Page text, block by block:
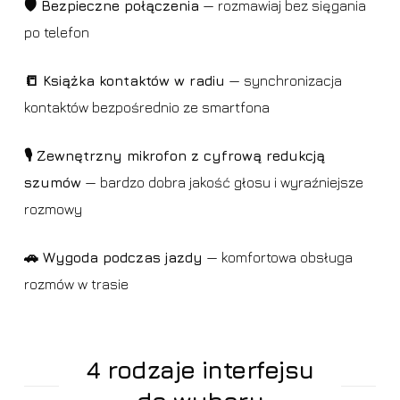
🛡️ Bezpieczne połączenia — rozmawiaj bez sięgania
po telefon
📒 Książka kontaktów w radiu — synchronizacja
kontaktów bezpośrednio ze smartfona
🎙️ Zewnętrzny mikrofon z cyfrową redukcją
szumów— bardzo dobra jakość głosu i wyraźniejsze
rozmowy
🚗 Wygoda podczas jazdy — komfortowa obsługa
rozmów w trasie
4 rodzaje interfejsu